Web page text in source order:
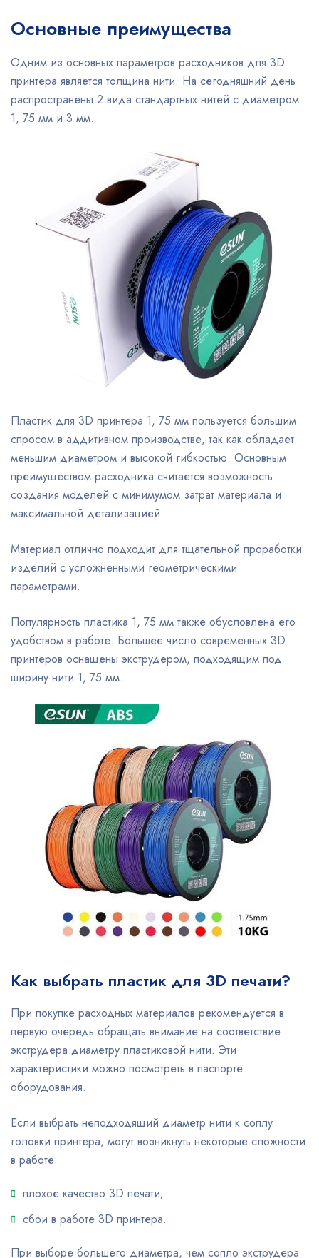
Основные преимущества
Одним из основных параметров расходников для 3D
принтера является толщина нити. На сегодняшний день
распространены 2 вида стандартных нитей с диаметром
1, 75 мм и 3 мм.
Пластик для 3D принтера 1, 75 мм пользуется большим
спросом в аддитивном производстве, так как обладает
меньшим диаметром и высокой гибкостью. Основным
преимуществом расходника считается возможность
создания моделей с минимумом затрат материала и
максимальной детализацией.
Материал отлично подходит для тщательной проработки
изделий с усложненными геометрическими
параметрами.
Популярность пластика 1, 75 мм также обусловлена его
удобством в работе. Большее число современных 3D
принтеров оснащены экструдером, подходящим под
ширину нити 1, 75 мм.
Как выбрать пластик для 3D печати?
При покупке расходных материалов рекомендуется в
первую очередь обращать внимание на соответствие
экструдера диаметру пластиковой нити. Эти
характеристики можно посмотреть в паспорте
оборудования.
Если выбрать неподходящий диаметр нити к соплу
головки принтера, могут возникнуть некоторые сложности
в работе:
плохое качество 3D печати;
сбои в работе 3D принтера.
При выборе большего диаметра, чем сопло экструдера